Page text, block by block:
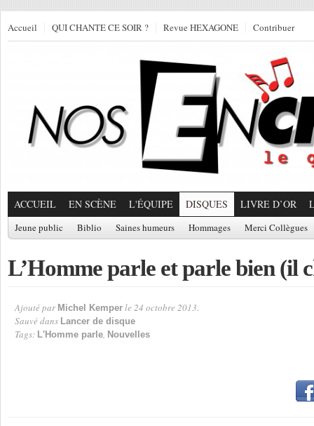
Accueil QUI CHANTE CE SOIR ? Revue HEXAGONE Contribuer
ACCUEIL EN SCÈNE L'ÉQUIPE DISQUES LIVRE D’OR
Jeune public Biblio Saines humeurs Hommages Merci Collègues
L’Homme parle et parle bien (il
Ajouté par Michel Kemper le 24 octobre 2013.
Sauvé dans Lancer de disque
Tags: L'Homme parle, Nouvelles